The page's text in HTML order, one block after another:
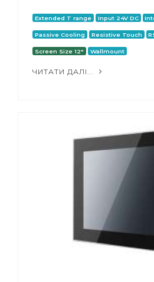
Extended T range Input 24V DC
Passive Cooling Resistive Touch
Screen Size 12" Wallmount
ЧИТАТИ ДАЛІ...